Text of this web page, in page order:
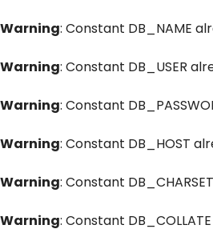
Warning: Constant DB_NAME
Warning: Constant DB_USER
Warning: Constant
Warning: Constant DB_HOST
Warning: Constant
Warning: Constant